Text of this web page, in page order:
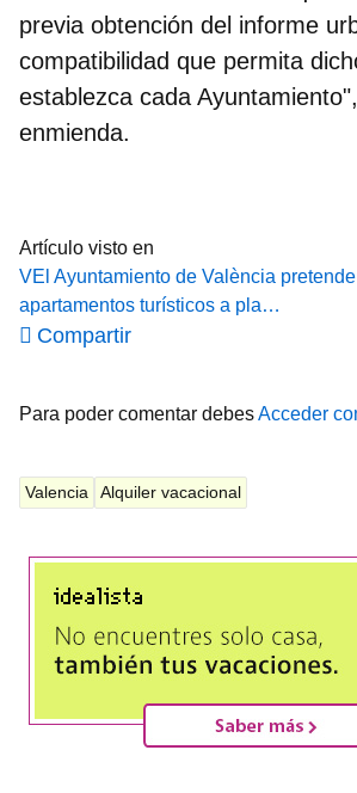
previa obtención del informe
compatibilidad que permita
establezca cada
enmienda.
Artículo visto en
VEl Ayuntamiento de València
apartamentos turísticos a pla…
Compartir
Para poder comentar debesAcceder
Valencia Alquiler vacacional